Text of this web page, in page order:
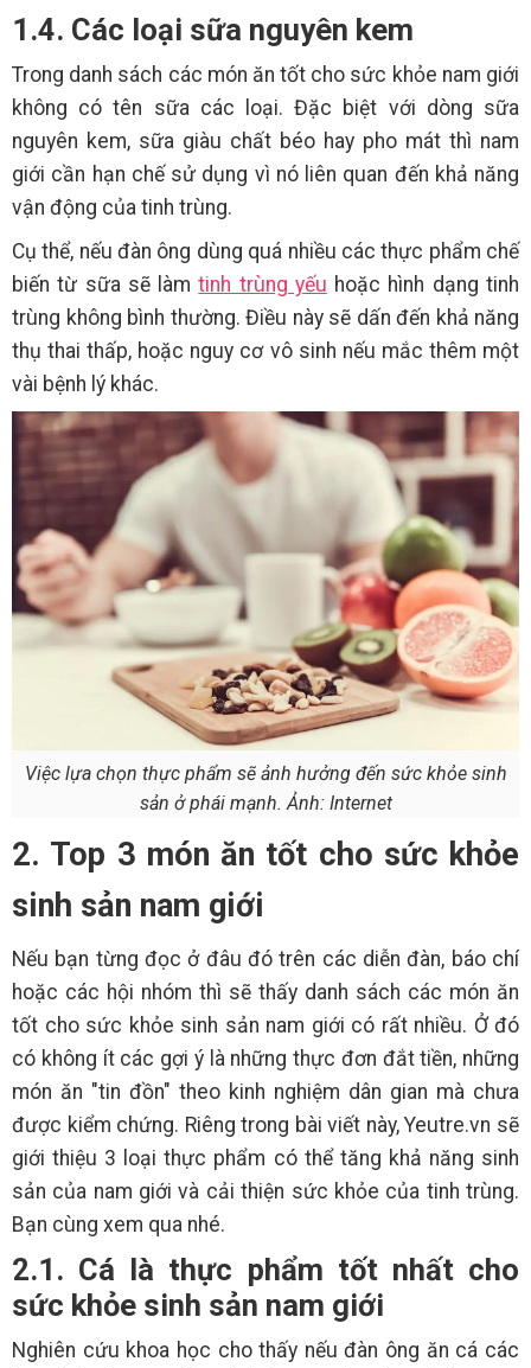
1.4. Các loại sữa nguyên kem
Trong danh sách các món ăn tốt cho sức khỏe nam giới
không có tên sữa các loại. Đặc biệt với dòng sữa
nguyên kem, sữa giàu chất béo hay pho mát thì nam
giới cần hạn chế sử dụng vì nó liên quan đến khả năng
vận động của tinh trùng.
Cụ thể, nếu đàn ông dùng quá nhiều các thực phẩm chế
biến từ sữa sẽ làmtinh trùng yếu hoặc hình dạng tinh
trùng không bình thường. Điều này sẽ dấn đến khả năng
thụ thai thấp, hoặc nguy cơ vô sinh nếu mắc thêm một
vài bệnh lý khác.
Việc lựa chọn thực phẩm sẽ ảnh hưởng đến sức khỏe sinh
sản ở phái mạnh. Ảnh: Internet
2. Top 3 món ăn tốt cho sức khỏe
sinh sản nam giới
Nếu bạn từng đọc ở đâu đó trên các diễn đàn, báo chí
hoặc các hội nhóm thì sẽ thấy danh sách các món ăn
tốt cho sức khỏe sinh sản nam giới có rất nhiều. Ở đó
có không ít các gợi ý là những thực đơn đắt tiền, những
món ăn "tin đồn" theo kinh nghiệm dân gian mà chưa
được kiểm chứng. Riêng trong bài viết này, Yeutre.vn sẽ
giới thiệu 3 loại thực phẩm có thể tăng khả năng sinh
sản của nam giới và cải thiện sức khỏe của tinh trùng.
Bạn cùng xem qua nhé.
2.1. Cá là thực phẩm tốt nhất cho
sức khỏe sinh sản nam giới
Nghiên cứu khoa học cho thấy nếu đàn ông ăn cá các